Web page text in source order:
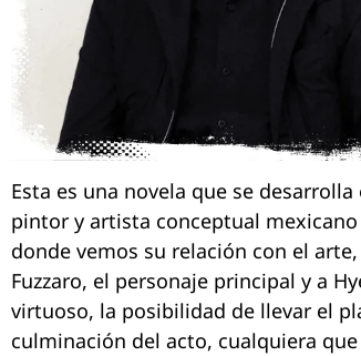
Esta es una novela que se
pintor y artista conceptual
donde vemos su relación con el
Fuzzaro, el personaje principal y a
virtuoso, la posibilidad de llevar el
culminación del acto, cualquiera